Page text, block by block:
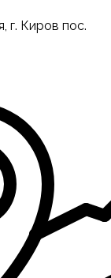
г. Киров пос.